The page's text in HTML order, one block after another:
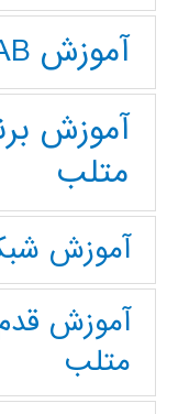
آموزش MATLAB
آموزش
متلب
آموزش
آموزش قدم
متلب